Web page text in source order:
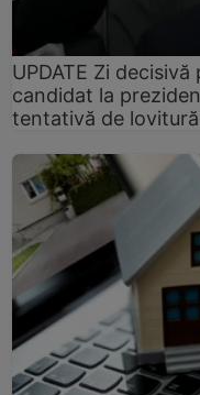
UPDATE Zi
candidat la
tentativă de